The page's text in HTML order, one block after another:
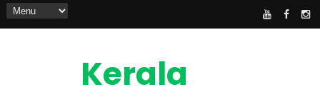
Kerala